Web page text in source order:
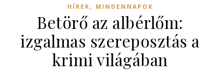
HÍREK, MINDENNAPOK
Betörő az albérlőm:
izgalmas szereposztás a
krimi világában